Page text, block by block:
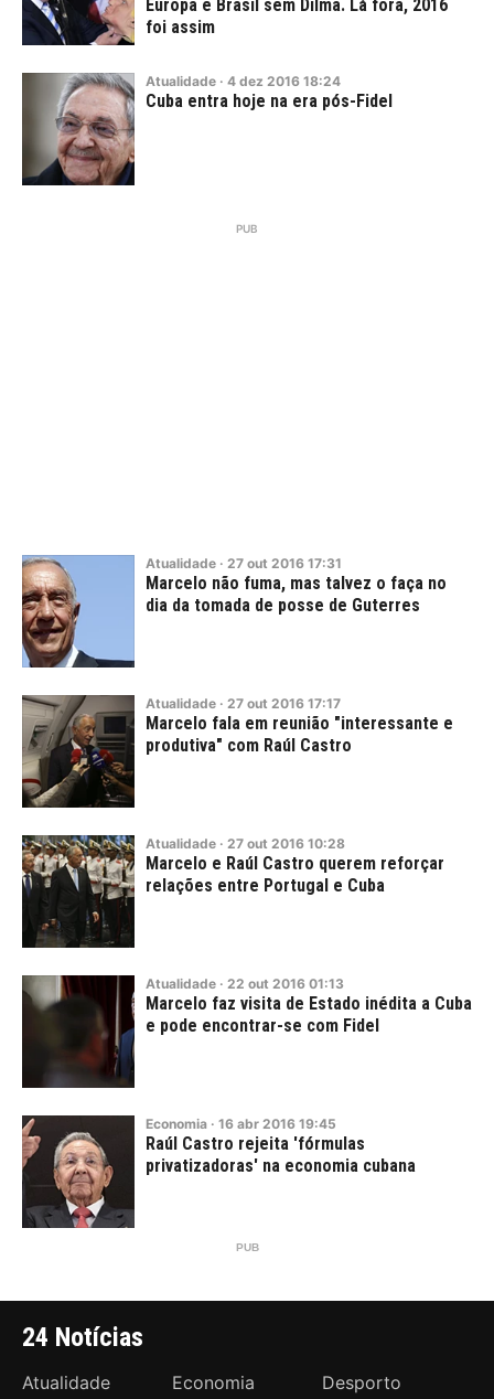
Europa e Brasil sem Dilma. Lá fora, 2016
foi assim
Atualidade · 4 dez 2016 18:24
Cuba entra hoje na era pós-Fidel
Atualidade · 27 out 2016 17:31
Marcelo não fuma, mas talvez o faça no
dia da tomada de posse de Guterres
Atualidade · 27 out 2016 17:17
Marcelo fala em reunião "interessante e
produtiva" com Raúl Castro
Atualidade · 27 out 2016 10:28
Marcelo e Raúl Castro querem reforçar
relações entre Portugal e Cuba
Atualidade · 22 out 2016 01:13
Marcelo faz visita de Estado inédita a Cuba
e pode encontrar-se com Fidel
Economia · 16 abr 2016 19:45
Raúl Castro rejeita 'fórmulas
privatizadoras' na economia cubana
24 Notícias